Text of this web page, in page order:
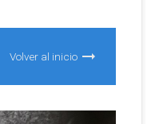
Volver al inicio